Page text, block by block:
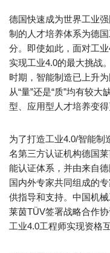
德国快速成为世界工业
制的人才培养体系为德
分。即使如此，面对工
实现工业4.0的最大挑战
时期，智能制造已上升
从“量”还是“质”均有较
型、应用型人才培养变得
为了打造工业4.0/智能制
名第三方认证机构德国
能认证体系，并由来自
国内外专家共同组成的
供指导和支持。中国机
莱茵TÜV签署战略合作
工业4.0工程师实现资格互